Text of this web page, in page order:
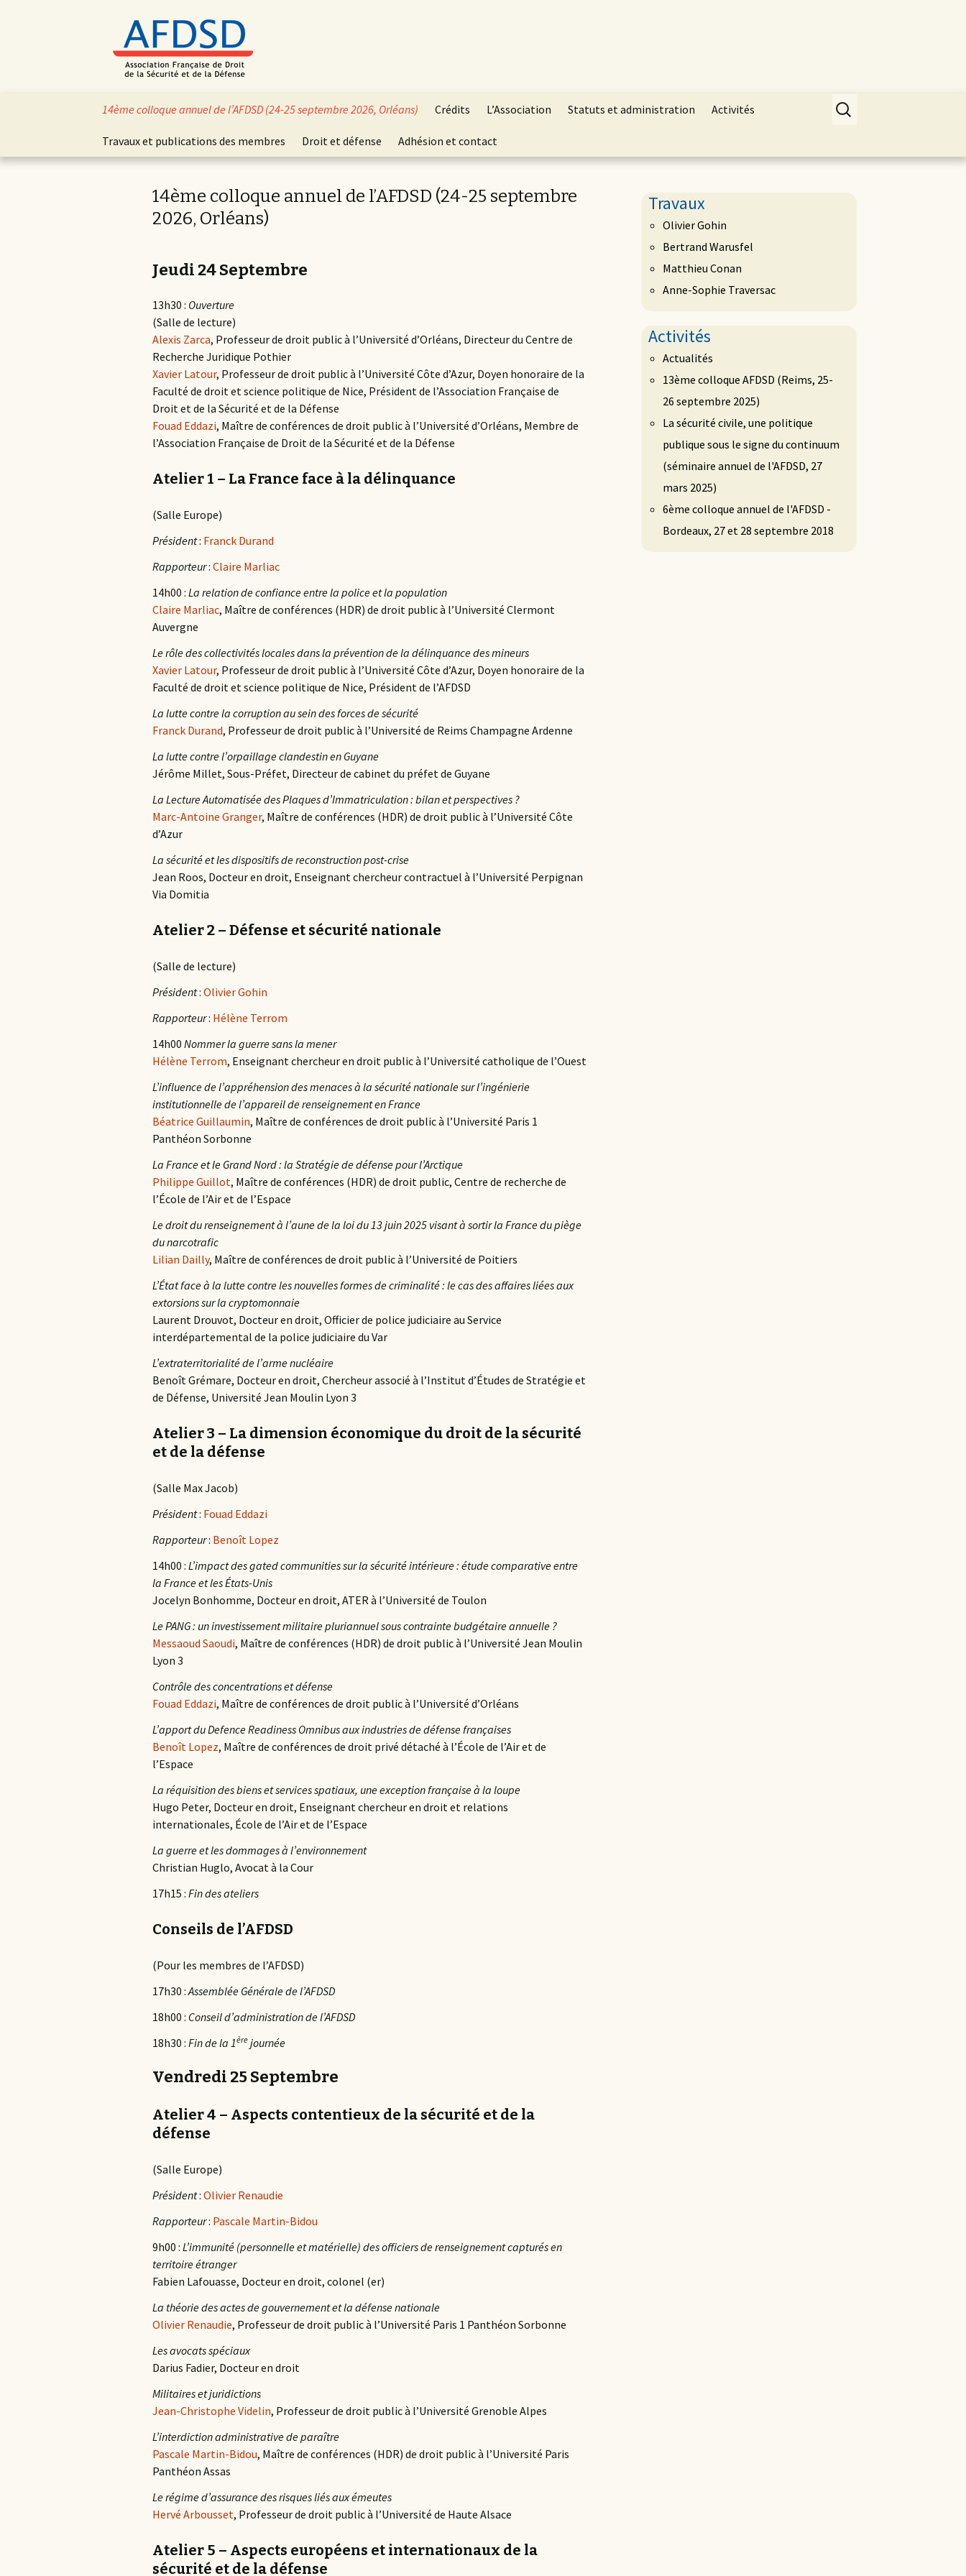
Aller
contenu
principal
14ème colloque annuel de l’AFDSD (24-25 septembre 2026, Orléans) Crédits L’Association Statuts et administration Activités
Travaux et publications des membres Droit et défense Adhésion et contact
Rechercher :
14ème colloque annuel de l’AFDSD (24-25 septembre
2026, Orléans)
Jeudi 24 Septembre
13h30 : Ouverture
(Salle de lecture)
Alexis Zarca, Professeur de droit public à l’Université d’Orléans, Directeur du Centre de
Recherche Juridique Pothier
Xavier Latour, Professeur de droit public à l’Université Côte d’Azur, Doyen honoraire de la
Faculté de droit et science politique de Nice, Président de l’Association Française de
Droit et de la Sécurité et de la Défense
Fouad Eddazi, Maître de conférences de droit public à l’Université d’Orléans, Membre de
l’Association Française de Droit de la Sécurité et de la Défense
Atelier 1 – La France face à la délinquance
(Salle Europe)
Président: Franck Durand
Rapporteur: Claire Marliac
14h00 : La relation de confiance entre la police et la population
Claire Marliac, Maître de conférences (HDR) de droit public à l’Université Clermont
Auvergne
Le rôle des collectivités locales dans la prévention de la délinquance des mineurs
Xavier Latour, Professeur de droit public à l’Université Côte d’Azur, Doyen honoraire de la
Faculté de droit et science politique de Nice, Président de l’AFDSD
La lutte contre la corruption au sein des forces de sécurité
Franck Durand, Professeur de droit public à l’Université de Reims Champagne Ardenne
La lutte contre l’orpaillage clandestin en Guyane
Jérôme Millet, Sous-Préfet, Directeur de cabinet du préfet de Guyane
La Lecture Automatisée des Plaques d’Immatriculation : bilan et perspectives ?
Marc-Antoine Granger, Maître de conférences (HDR) de droit public à l’Université Côte
d’Azur
La sécurité et les dispositifs de reconstruction post-crise
Jean Roos, Docteur en droit, Enseignant chercheur contractuel à l’Université Perpignan
Via Domitia
Atelier 2 – Défense et sécurité nationale
(Salle de lecture)
Président: Olivier Gohin
Rapporteur: Hélène Terrom
14h00 Nommer la guerre sans la mener
Hélène Terrom, Enseignant chercheur en droit public à l’Université catholique de l’Ouest
L’influence de l’appréhension des menaces à la sécurité nationale sur l’ingénierie
institutionnelle de l’appareil de renseignement en France
Béatrice Guillaumin, Maître de conférences de droit public à l’Université Paris 1
Panthéon Sorbonne
La France et le Grand Nord : la Stratégie de défense pour l’Arctique
Philippe Guillot, Maître de conférences (HDR) de droit public, Centre de recherche de
l’École de l’Air et de l’Espace
Le droit du renseignement à l’aune de la loi du 13 juin 2025 visant à sortir la France du piège
du narcotrafic
Lilian Dailly, Maître de conférences de droit public à l’Université de Poitiers
L’État face à la lutte contre les nouvelles formes de criminalité : le cas des affaires liées aux
extorsions sur la cryptomonnaie
Laurent Drouvot, Docteur en droit, Officier de police judiciaire au Service
interdépartemental de la police judiciaire du Var
L’extraterritorialité de l’arme nucléaire
Benoît Grémare, Docteur en droit, Chercheur associé à l’Institut d’Études de Stratégie et
de Défense, Université Jean Moulin Lyon 3
Atelier 3 – La dimension économique du droit de la sécurité
et de la défense
(Salle Max Jacob)
Président: Fouad Eddazi
Rapporteur: Benoît Lopez
14h00 : L’impact des gated communities sur la sécurité intérieure : étude comparative entre
la France et les États-Unis
Jocelyn Bonhomme, Docteur en droit, ATER à l’Université de Toulon
Le PANG : un investissement militaire pluriannuel sous contrainte budgétaire annuelle ?
Messaoud Saoudi, Maître de conférences (HDR) de droit public à l’Université Jean Moulin
Lyon 3
Contrôle des concentrations et défense
Fouad Eddazi, Maître de conférences de droit public à l’Université d’Orléans
L’apport du Defence Readiness Omnibus aux industries de défense françaises
Benoît Lopez, Maître de conférences de droit privé détaché à l’École de l’Air et de
l’Espace
La réquisition des biens et services spatiaux, une exception française à la loupe
Hugo Peter, Docteur en droit, Enseignant chercheur en droit et relations
internationales, École de l’Air et de l’Espace
La guerre et les dommages à l’environnement
Christian Huglo, Avocat à la Cour
17h15 : Fin des ateliers
Conseils de l’AFDSD
(Pour les membres de l’AFDSD)
17h30 :Assemblée Générale de l’AFDSD
18h00 : Conseil d’administration de l’AFDSD
18h30 : Fin de la 1ère journée
Vendredi 25 Septembre
Atelier 4 – Aspects contentieux de la sécurité et de la
défense
(Salle Europe)
Président: Olivier Renaudie
Rapporteur: Pascale Martin-Bidou
9h00 : L’immunité (personnelle et matérielle) des officiers de renseignement capturés en
territoire étranger
Fabien Lafouasse, Docteur en droit, colonel (er)
La théorie des actes de gouvernement et la défense nationale
Olivier Renaudie, Professeur de droit public à l’Université Paris 1 Panthéon Sorbonne
Les avocats spéciaux
Darius Fadier, Docteur en droit
Militaires et juridictions
Jean-Christophe Videlin, Professeur de droit public à l’Université Grenoble Alpes
L’interdiction administrative de paraître
Pascale Martin-Bidou, Maître de conférences (HDR) de droit public à l’Université Paris
Panthéon Assas
Le régime d’assurance des risques liés aux émeutes
Hervé Arbousset, Professeur de droit public à l’Université de Haute Alsace
Atelier 5 – Aspects européens et internationaux de la
sécurité et de la défense
Travaux
Olivier Gohin
Bertrand Warusfel
Matthieu Conan
Anne-Sophie Traversac
Activités
Actualités
13ème colloque AFDSD (Reims, 25-
26 septembre 2025)
La sécurité civile, une politique
publique sous le signe du continuum
(séminaire annuel de l'AFDSD, 27
mars 2025)
6ème colloque annuel de l'AFDSD -
Bordeaux, 27 et 28 septembre 2018